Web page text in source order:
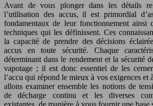
Avant de vous plonger dans les détails
l’utilisation des accus, il est primordial
fondamentaux de leur fonctionnement ainsi
techniques qui les définissent. Ces
la capacité de prendre des décisions
accus en toute sécurité. Chaque
déterminant dans le rendement et la sécurité
vapotage ; il est donc essentiel de les
l’accu qui répond le mieux à vos exigences et
allons examiner ensemble les notions de
de décharge continu et les diverses
existantes, de manière à vous fournir une